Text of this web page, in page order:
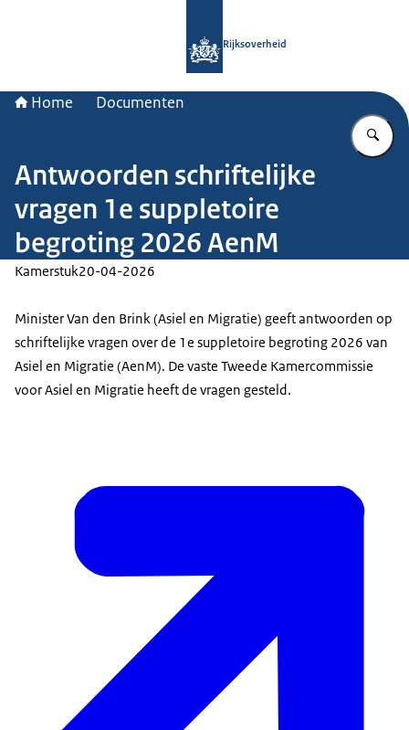
Rijksoverheid
Home Documenten
Antwoorden schriftelijke
vragen 1e suppletoire
begroting 2026 AenM
Kamerstuk20-04-2026
Minister Van den Brink (Asiel en Migratie) geeft antwoorden op
schriftelijke vragen over de 1e suppletoire begroting 2026 van
Asiel en Migratie (AenM). De vaste Tweede Kamercommissie
voor Asiel en Migratie heeft de vragen gesteld.